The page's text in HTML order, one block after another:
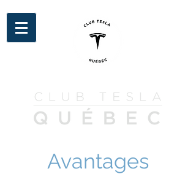
Avantages